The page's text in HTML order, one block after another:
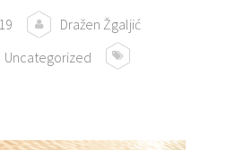
Dražen Žgaljić
Uncategorized